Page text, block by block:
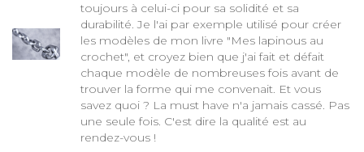
toujours à celui-ci pour sa solidité et sa
durabilité. Je l'ai par exemple utilisé pour créer
les modèles de mon livre "Mes lapinous au
crochet", et croyez bien que j'ai fait et défait
chaque modèle de nombreuses fois avant de
trouver la forme qui me convenait. Et vous
savez quoi ? La must have n'a jamais cassé. Pas
une seule fois. C'est dire la qualité est au
rendez-vous !